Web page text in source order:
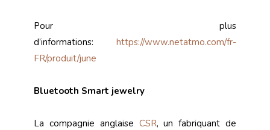
Pour plus
d’informations: https://www.netatmo.com/fr-
FR/produit/june
Bluetooth Smart jewelry
La compagnie anglaise CSR, un fabriquant de